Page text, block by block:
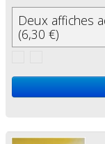
Deux affiches
(6,30 €)